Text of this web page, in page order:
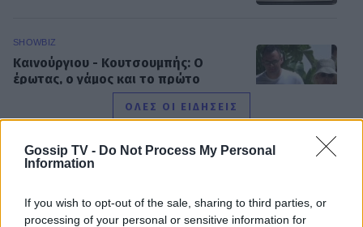
Gossip TV - Do Not Process My Personal
Information
If you wish to opt-out of the sale, sharing to third parties, or
processing of your personal or sensitive information for
SHOWBIZ
Καινούργιου - Κουτσουμπής: Ο
έρωτας, ο γάμος και το πρώτο
καλοκαίρι με την Ξένια στη Μύκονο
MEDIA
απόλυτη ανατροπή με το «The Quiz
With Balls» στον ΣΚΑΪ
ΟΛΕΣ ΟΙ ΕΙΔΗΣΕΙΣ
DPG NETWORK